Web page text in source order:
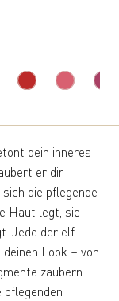
dein inneres
er dir
die pflegende
Haut legt, sie
Jede der elf
Look – von
zaubern